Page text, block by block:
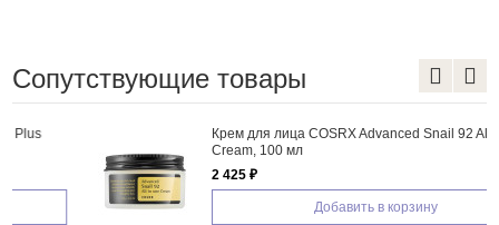
Сопутствующие товары
Крем для лица COSRX Advanced Snail 92 All in one
Cream, 100 мл
2 425 ₽
Добавить в корзину